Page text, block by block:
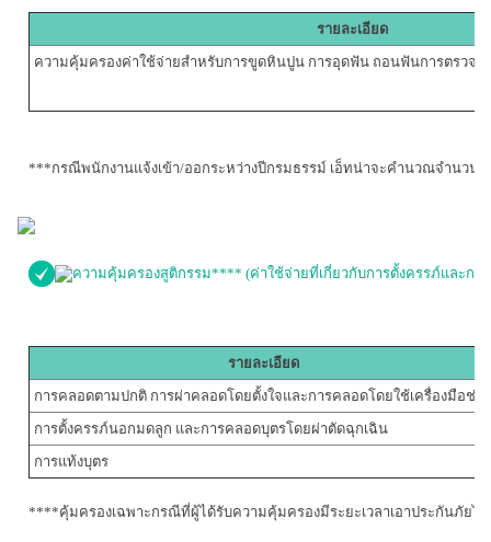
รายละเอียด
ความคุ้มครองค่าใช้จ่ายสำหรับการขูดหินปูน การอุดฟัน ถอนฟันการตรวจสุ
***กรณีพนักงานแจ้งเข้า/ออกระหว่างปีกรมธรรม์ เอ็ทน่าจะคำนวณจำนวนผ
ความคุ้มครองสูติกรรม**** (ค่าใช้จ่ายที่เกี่ยวกับการตั้งครรภ์และกา
รายละเอียด
การคลอดตามปกติ การผ่าคลอดโดยตั้งใจและการคลอดโดยใช้เครื่องมือช่วย
การตั้งครรภ์นอกมดลูก และการคลอดบุตรโดยผ่าตัดฉุกเฉิน
การแท้งบุตร
****คุ้มครองเฉพาะกรณีที่ผู้ได้รับความคุ้มครองมีระยะเวลาเอาประกันภัยไ